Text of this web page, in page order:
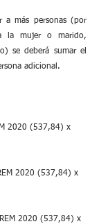
a más personas (por
la mujer o marido,
se deberá sumar el
adicional.
2020 (537,84) x
2020 (537,84) x
2020 (537,84) x